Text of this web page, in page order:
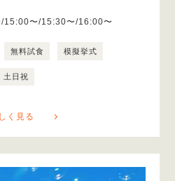
15:00〜/15:30〜/16:00〜
無料試食 模擬挙式
土日祝
く見る